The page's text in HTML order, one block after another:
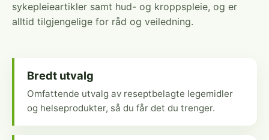
sykepleieartikler samt hud- og kroppspleie, og er
alltid tilgjengelige for råd og veiledning.
Bredt utvalg
Omfattende utvalg av reseptbelagte legemidler
og helseprodukter, så du får det du trenger.